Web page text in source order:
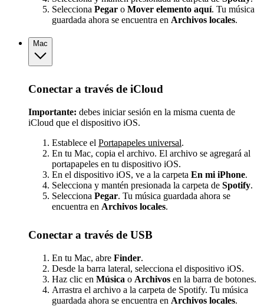
Selecciona Pegar o Mover elemento aquí. Tu música
guardada ahora se encuentra en Archivos locales.
Mac
Conectar a través de iCloud
Importante: debes iniciar sesión en la misma cuenta de
iCloud que el dispositivo iOS.
Establece el Portapapeles universal.
En tu Mac, copia el archivo. El archivo se agregará al
portapapeles en tu dispositivo iOS.
En el dispositivo iOS, ve a la carpeta En mi iPhone.
Selecciona y mantén presionada la carpeta de Spotify.
Selecciona Pegar. Tu música guardada ahora se
encuentra en Archivos locales.
Conectar a través de USB
En tu Mac, abre Finder.
Desde la barra lateral, selecciona el dispositivo iOS.
Haz clic en Música o Archivos en la barra de botones.
Arrastra el archivo a la carpeta de Spotify. Tu música
guardada ahora se encuentra en Archivos locales.